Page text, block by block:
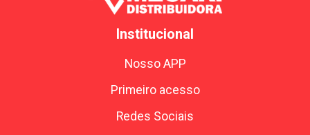
Institucional
Nosso APP
Primeiro acesso
Redes Sociais